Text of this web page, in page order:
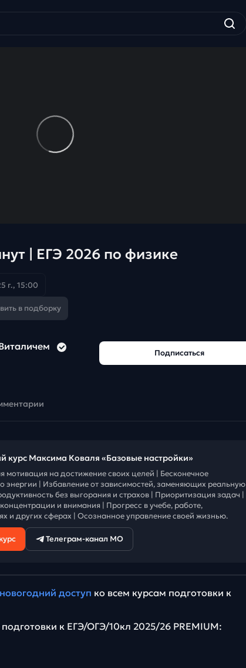
| ЕГЭ 2026 по физике
г., 15:00
в подборку
Подписаться
курс Максима Коваля «Базовые настройки»
мотивация на достижение своих целей | Бесконечное
энергии | Избавление от зависимостей, заменяющих реальную
без выгорания и страхов | Приоритизация задач |
и внимания | Прогресс в учебе, работе,
и других сферах | Осознанное управление своей жизнью.
Телеграм-канал МО
доступ ко всем курсам подготовки к
к ЕГЭ/ОГЭ/10кл 2025/26 PREMIUM: